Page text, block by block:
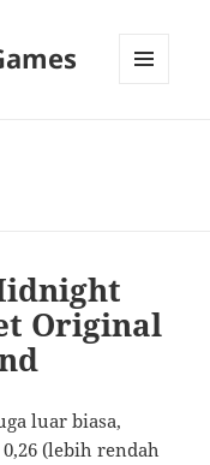
Original
luar biasa,
(lebih rendah